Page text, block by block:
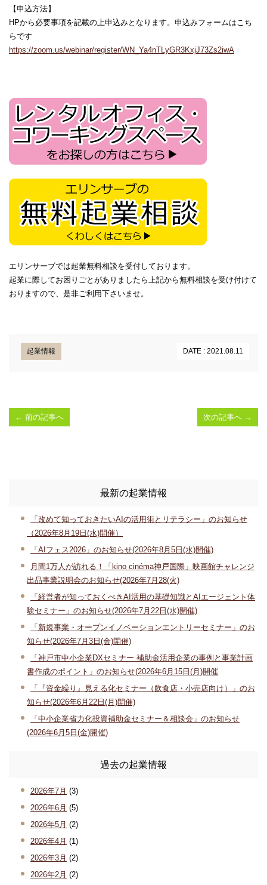
【申込方法】
HPから必要事項を記載の上申込みとなります。申込みフォームはこち
らです
https://zoom.us/webinar/register/WN_Ya4nTLyGR3KxjJ73Zs2iwA
エリンサーブでは起業無料相談を受付しております。
起業に際してお困りごとがありましたら上記から無料相談を受け付けて
おりますので、是非ご利用下さいませ。
起業情報 DATE : 2021.08.11
← 前の記事へ 次の記事へ →
最新の起業情報
「改めて知っておきたいAIの活用術とリテラシー」のお知らせ
（2026年8月19日(水)開催）
「AIフェス2026」のお知らせ(2026年8月5日(水)開催)
月間1万人が訪れる！「kino cinéma神戸国際」映画館チャレンジ
出品事業説明会のお知らせ(2026年7月28(火)
「経営者が知っておくべきAI活用の基礎知識とAIエージェント体
験セミナー」のお知らせ(2026年7月22日(水)開催)
「新規事業・オープンイノベーションエントリーセミナー」のお
知らせ(2026年7月3日(金)開催)
「神戸市中小企業DXセミナー 補助金活用企業の事例と事業計画
書作成のポイント」のお知らせ(2026年6月15日(月)開催
「『資金繰り』見える化セミナー（飲食店・小売店向け）」のお
知らせ(2026年6月22日(月)開催)
「中小企業省力化投資補助金セミナー＆相談会」のお知らせ
(2026年6月5日(金)開催)
過去の起業情報
2026年7月 (3)
2026年6月 (5)
2026年5月 (2)
2026年4月 (1)
2026年3月 (2)
2026年2月 (2)